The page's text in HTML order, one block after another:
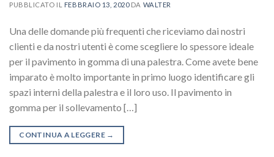
PUBBLICATO IL FEBBRAIO 13, 2020DA WALTER
Una delle domande più frequenti che riceviamo dai nostri
clienti e da nostri utenti è come scegliere lo spessore ideale
per il pavimento in gomma di una palestra. Come avete bene
imparato è molto importante in primo luogo identificare gli
spazi interni della palestra e il loro uso. Il pavimento in
gomma per il sollevamento […]
CONTINUA A LEGGERE →